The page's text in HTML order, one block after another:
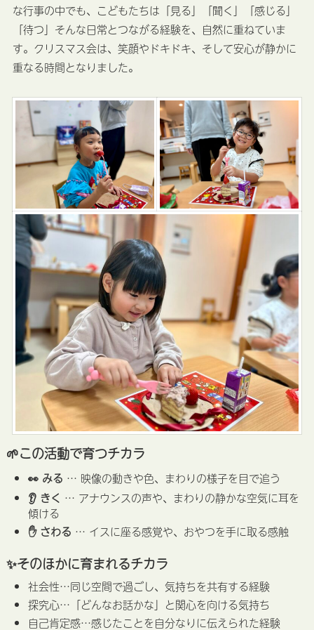
な行事の中でも、こどもたちは「見る」「聞く」「感じる」
「待つ」そんな日常とつながる経験を、自然に重ねていま
す。クリスマス会は、笑顔やドキドキ、そして安心が静かに
重なる時間となりました。
🌱この活動で育つチカラ
👀 みる … 映像の動きや色、まわりの様子を目で追う
👂 きく … アナウンスの声や、まわりの静かな空気に耳を
傾ける
✋ さわる … イスに座る感覚や、おやつを手に取る感触
✨そのほかに育まれるチカラ
社会性…同じ空間で過ごし、気持ちを共有する経験
探究心…「どんなお話かな」と関心を向ける気持ち
自己肯定感…感じたことを自分なりに伝えられた経験